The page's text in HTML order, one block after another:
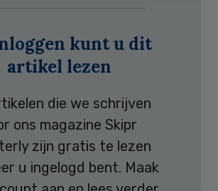
kunt u dit
artikel lezen
die we schrijven
ons magazine Skipr
zijn gratis te lezen
u ingelogd bent. Maak